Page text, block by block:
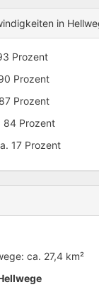
in
Prozent
Prozent
Prozent
84 Prozent
17 Prozent
ca. 27,4 km²